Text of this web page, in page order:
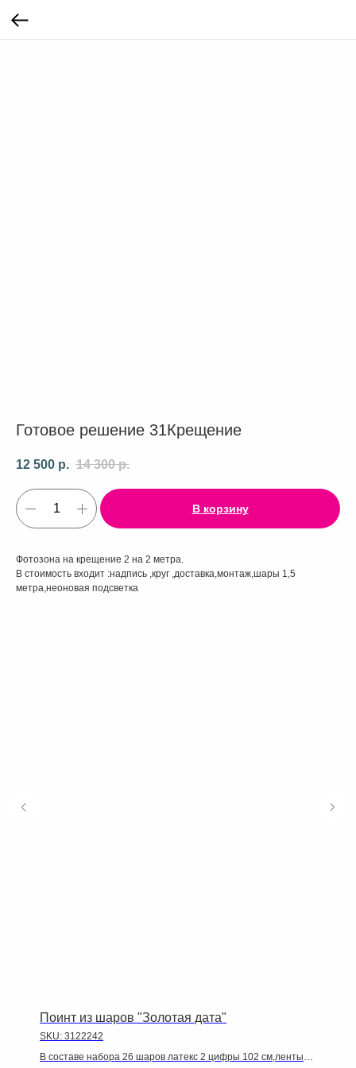
Готовое решение 31Крещение
12 500 р. 14 300 р.
В корзину
Фотозона на крещение 2 на 2 метра.
В стоимость входит :надпись ,круг ,доставка,монтаж,шары 1,5
метра,неоновая подсветка
Поинт из шаров "Золотая дата"
SKU: 3122242
В составе набора 26 шаров латекс 2 цифры 102 см,ленты